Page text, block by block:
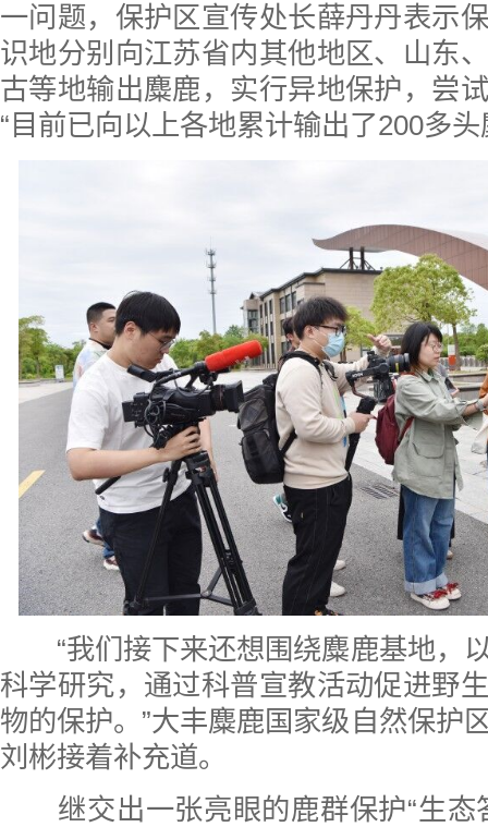
一问题，保护区宣传处长薛丹丹表示
识地分别向江苏省内其他地区、山东
古等地输出麋鹿，实行异地保护，尝
“目前已向以上各地累计输出了200多头
“我们接下来还想围绕麋鹿基地，
科学研究，通过科普宣教活动促进野
物的保护。 ”大丰麋鹿国家级自然保护
刘彬接着补充道。
继交出一张亮眼的鹿群保护“生态